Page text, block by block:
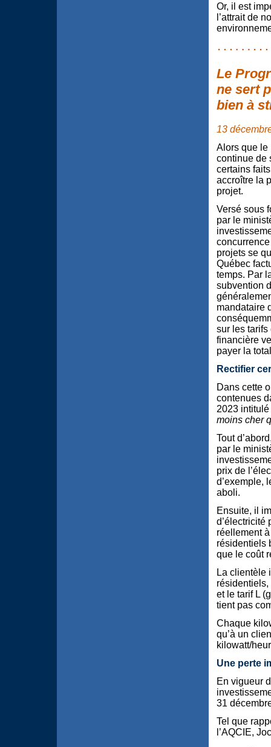
Or, il est
l’attrait de
Le
ne sert
bien à
13
Alors que le
continue de
certains
accroître la
projet.
Versé sous
par le
projets se
Québec
temps. Par
subvention
mandataire
sur les tarifs
financière
payer la
Rectifier
Dans cette
contenues
2023 intitulé
moins cher
Tout
par le
prix de
d’exemple,
aboli.
Ensuite, il
d’électricité
réellement
résidentiels
que le coût
La clientèle
et le tarif L
tient pas
Chaque
qu’à un
kilowatt/
Une perte
En vigueur
31
Tel que
l’AQCIE,